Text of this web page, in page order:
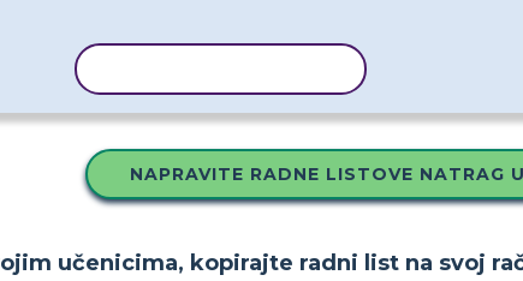
NAPRAVITE RADNE LISTOVE NATRAG
učenicima, kopirajte radni list na svoj